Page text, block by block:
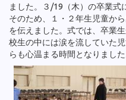
ました。３/19（木）の卒業式
そのため、１・２年生児童か
を伝えました。式では、卒業
校生の中には涙を流していた
らも心温まる時間となりました